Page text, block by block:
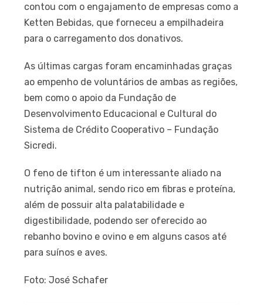
contou com o engajamento de empresas como a
Ketten Bebidas, que forneceu a empilhadeira
para o carregamento dos donativos.
As últimas cargas foram encaminhadas graças
ao empenho de voluntários de ambas as regiões,
bem como o apoio da Fundação de
Desenvolvimento Educacional e Cultural do
Sistema de Crédito Cooperativo – Fundação
Sicredi.
O feno de tifton é um interessante aliado na
nutrição animal, sendo rico em fibras e proteína,
além de possuir alta palatabilidade e
digestibilidade, podendo ser oferecido ao
rebanho bovino e ovino e em alguns casos até
para suínos e aves.
Foto: José Schafer